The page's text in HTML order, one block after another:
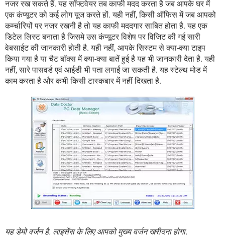
नजर रख सकते हैं. यह सॉफ्टवेयर तब काफी मदद करता है जब आपके घर में
एक कंप्यूटर को कई लोग यूज करते हों. यही नहीं, किसी ऑफिस में जब आपको
कर्म्चारियों पर नजर रखनी है तो यह काफी मददगार साबित होता है. यह एक
डिटेल लिस्ट बनाता है जिसमे उस कंप्यूटर विशेष पर विजिट की गई सारी
वेबसाईट की जानकारी होती है. यही नहीं, आपके सिस्टम से क्या-क्या टाइप
किया गया है या चैट बॉक्स में क्या-क्या बातें हुई है यह भी जानकारी देता है. यही
नहीं, सारे पासवर्ड एवं आईडी भी पता लगाईं जा सकती है. यह स्टेल्थ मोड में
काम करता है और कभी किसी टास्कबार में नहीं दिखता है.
यह डेमो वर्जन है. लाइसेंस के लिए आपको मुख्य वर्जन खरीदना होगा.